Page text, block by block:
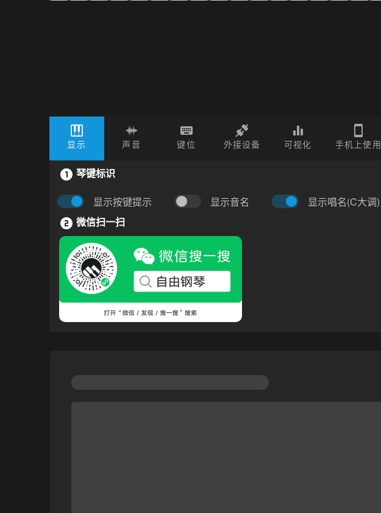
显示 声音 键位 外接设备 可视化 手机上使用
琴键标识
显示按键提示 显示音名 显示唱名(C大调)
微信扫一扫